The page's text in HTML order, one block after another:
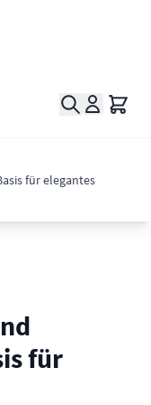
Suche
für elegantes
für